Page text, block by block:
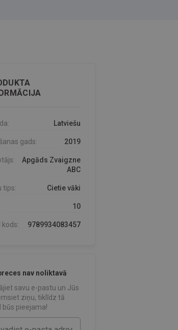
Latviešu
gads: 2019
Apgāds Zvaigzne
ABC
tips: Cietie vāki
10
kods: 9789934083457
nav noliktavā
savu e-pastu un Jūs
ziņu, tiklīdz tā
būs pieejama!